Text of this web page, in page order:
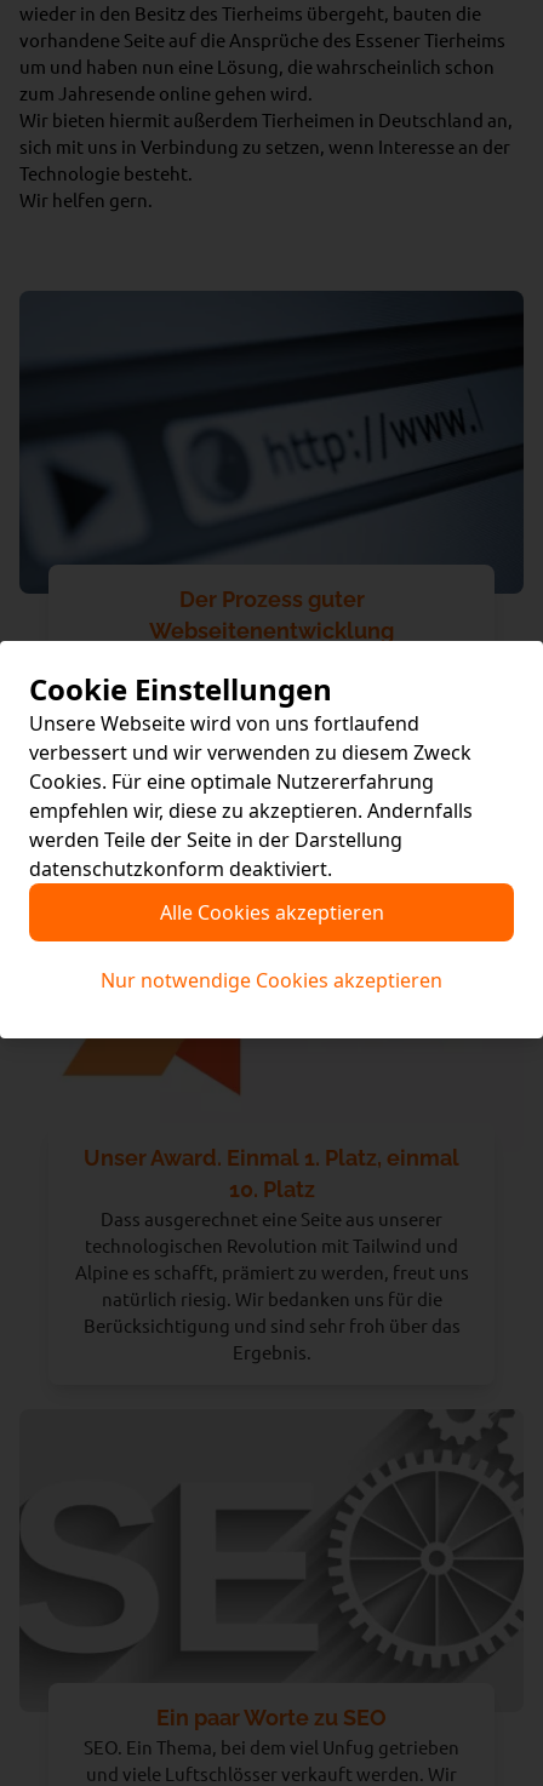
wieder in den Besitz des Tierheims übergeht, bauten die
vorhandene Seite auf die Ansprüche des Essener Tierheims
um und haben nun eine Lösung, die wahrscheinlich schon
zum Jahresende online gehen wird.
Wir bieten hiermit außerdem Tierheimen in Deutschland an,
sich mit uns in Verbindung zu setzen, wenn Interesse an der
Technologie besteht.
Wir helfen gern.
Der Prozess guter
Webseitenentwicklung
etwas, das weder hinsichtlich der Kosten noch
des Aufwands her abschätzbar ist. Es ist
beleuchten, damit man diesen besser
nachvollziehen kann.
Unser Award. Einmal 1. Platz, einmal
10. Platz
Dass ausgerechnet eine Seite aus unserer
technologischen Revolution mit Tailwind und
Alpine es schafft, prämiert zu werden, freut uns
natürlich riesig. Wir bedanken uns für die
Berücksichtigung und sind sehr froh über das
Ergebnis.
Ein paar Worte zu SEO
SEO. Ein Thema, bei dem viel Unfug getrieben
und viele Luftschlösser verkauft werden. Wir
Cookie Einstellungen
Unsere Webseite wird von uns fortlaufend
verbessert und wir verwenden zu diesem Zweck
Cookies. Für eine optimale Nutzererfahrung
empfehlen wir, diese zu akzeptieren. Andernfalls
werden Teile der Seite in der Darstellung
datenschutzkonform deaktiviert.
Alle Cookies akzeptieren
Nur notwendige Cookies akzeptieren